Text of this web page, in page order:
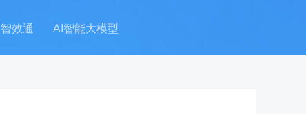
智效通 AI智能大模型